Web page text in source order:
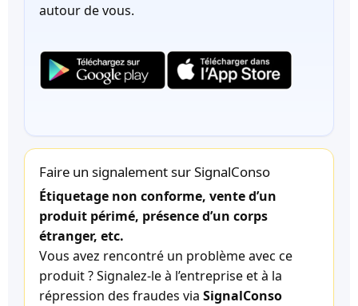
autour de vous.
Faire un signalement sur SignalConso
Étiquetage non conforme, vente d’un
produit périmé, présence d’un corps
étranger, etc.
Vous avez rencontré un problème avec ce
produit ? Signalez-le à l’entreprise et à la
répression des fraudes via SignalConso